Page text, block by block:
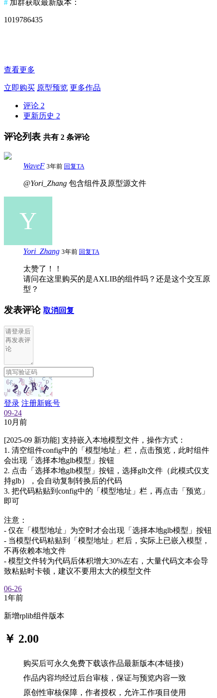
# 加群获取最新版本：
1019786435
查看更多
立即购买 原型预览 更多作品
评论 2
更新历史 2
评论列表 共有 2 条评论
WaveF 3年前 回复TA
@Yori_Zhang 包含组件及原型源文件
Yori_Zhang 3年前 回复TA
太赞了！！
请问在这里购买的是AXLIB的组件吗？还是这个交互原
型？
发表评论 取消回复
登录 注册新账号
09-24
10月前
[2025-09 新功能] 支持嵌入本地模型文件，操作方式：
1. 清空组件config中的「模型地址」栏，点击预览，此时组件
会出现「选择本地glb模型」按钮
2. 点击「选择本地glb模型」按钮，选择glb文件（此模式仅支
持glb），会自动复制转换后的代码
3. 把代码粘贴到config中的「模型地址」栏，再点击「预览」
即可
注意：
- 仅在「模型地址」为空时才会出现「选择本地glb模型」按钮
- 当模型代码粘贴到「模型地址」栏后，实际上已嵌入模型，
不再依赖本地文件
- 模型文件转为代码后体积增大30%左右，大量代码文本会导
致粘贴时卡顿，建议不要用太大的模型文件
06-26
1年前
新增rplib组件版本
￥ 2.00
购买后可永久免费下载该作品最新版本(本链接)
作品内容均经过后台审核，保证与预览内容一致
原创性审核保障，作者授权，允许工作项目使用